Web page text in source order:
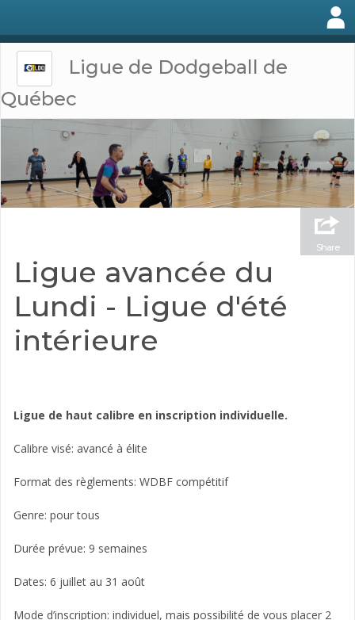
Ligue de Dodgeball de
Québec
Share
Ligue avancée du
Lundi - Ligue d'été
intérieure
Ligue de haut calibre en inscription individuelle.
Calibre visé: avancé à élite
Format des règlements: WDBF compétitif
Genre: pour tous
Durée prévue: 9 semaines
Dates: 6 juillet au 31 août
Mode d’inscription: individuel, mais possibilité de vous placer 2